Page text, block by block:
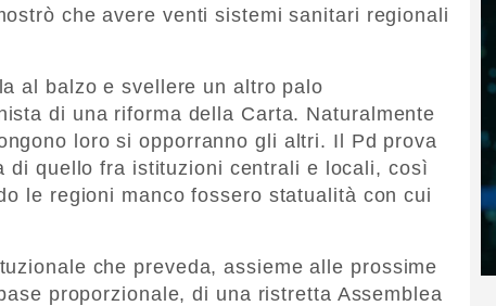
che avere venti sistemi sanitari regionali
al balzo e svellere un altro palo
di una riforma della Carta. Naturalmente
loro si opporranno gli altri. Il Pd prova
di quello fra istituzioni centrali e locali, così
le regioni manco fossero statualità con cui
che preveda, assieme alle prossime
proporzionale, di una ristretta Assemblea